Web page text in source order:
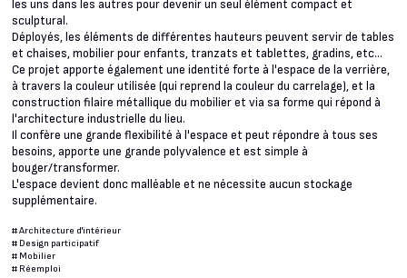
les uns dans les autres pour devenir un seul élément compact et
sculptural.
Déployés, les éléments de différentes hauteurs peuvent servir de tables
et chaises, mobilier pour enfants, tranzats et tablettes, gradins, etc...
Ce projet apporte également une identité forte à l'espace de la verrière,
à travers la couleur utilisée (qui reprend la couleur du carrelage), et la
construction filaire métallique du mobilier et via sa forme qui répond à
l'architecture industrielle du lieu.
Il confère une grande flexibilité à l'espace et peut répondre à tous ses
besoins, apporte une grande polyvalence et est simple à
bouger/transformer.
L'espace devient donc malléable et ne nécessite aucun stockage
supplémentaire.
#Architecture d'intérieur
# Design participatif
# Mobilier
# Réemploi